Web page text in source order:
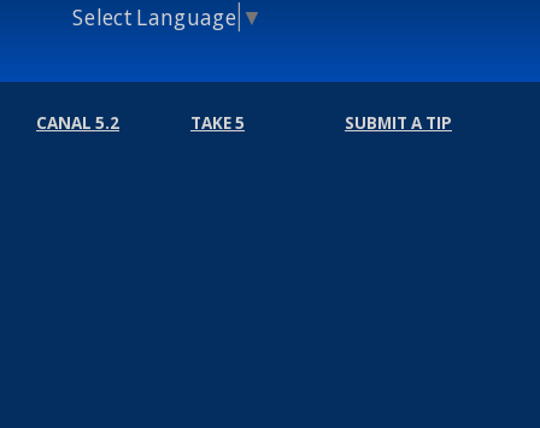
Select Language ▼
CANAL 5.2 TAKE 5 SUBMIT A TIP